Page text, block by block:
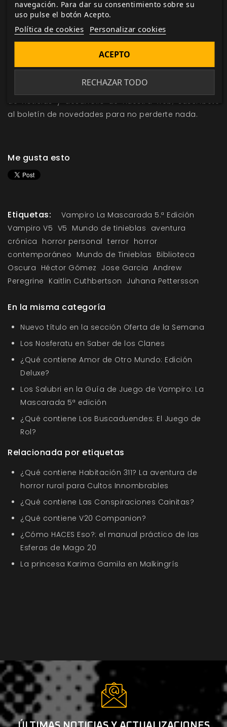
suplementos favoritos mediante la sección
de noticias y desarrollo
de nuestra web; suscríbete
al boletín de novedades para no perderte nada.
Me gusta esto
Etiquetas:
Vampiro La Mascarada 5.ª Edición
Vampiro V5 V5 Mundo de tinieblas aventura
crónica horror personal terror horror
contemporáneo Mundo de Tinieblas Biblioteca
Oscura Héctor Gómez Jose Garcia Andrew
Peregrine Kaitlin Cuthbertson Juhana Pettersson
En la misma categoría
Nuevo título en la sección Oferta de la Semana
Los Nosferatu en Saber de los Clanes
¿Qué contiene Amor de Otro Mundo: Edición
Deluxe?
Los Salubri en la Guía de Juego de Vampiro: La
Mascarada 5ª edición
¿Qué contiene Los Buscaduendes: El Juego de
Rol?
Relacionada por etiquetas
¿Qué contiene Habitación 311? La aventura de
horror rural para Cultos Innombrables
¿Qué contiene Las Conspiraciones Cainitas?
¿Qué contiene V20 Companion?
¿Cómo HACES Eso?: el manual práctico de las
Esferas de Mago 20
La princesa Karima Gamila en Malkingrís
navegación. Para dar su consentimiento sobre su
uso pulse el botón Acepto.
Política de cookies Personalizar cookies
RECHAZAR TODO
ACEPTO